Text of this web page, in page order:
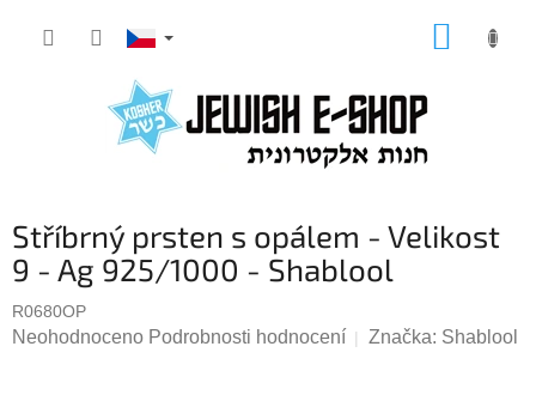
Stříbrný prsten s opálem - Velikost
9 - Ag 925/1000 - Shablool
R0680OP
Průměrné
Neohodnoceno Podrobnosti hodnocení Značka: Shablool